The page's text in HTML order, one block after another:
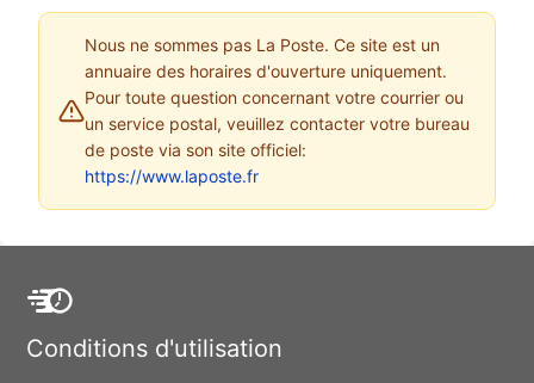
Nous ne sommes pas La Poste. Ce site est un
annuaire des horaires d'ouverture uniquement.
Pour toute question concernant votre courrier ou
un service postal, veuillez contacter votre bureau
de poste via son site officiel:
https://www.laposte.fr
Conditions d'utilisation